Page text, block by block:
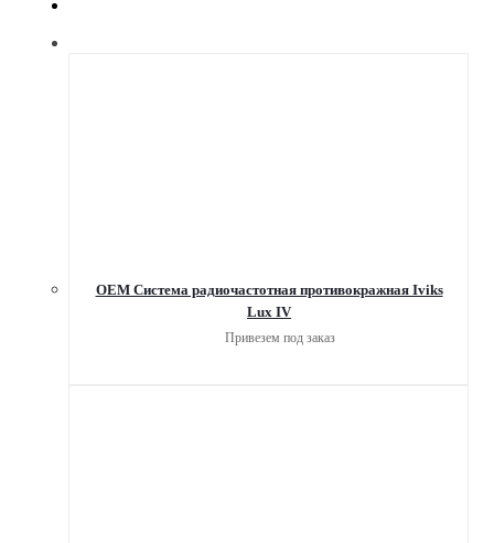
OEM Система радиочастотная противокражная Iviks
Lux IV
Привезем под заказ